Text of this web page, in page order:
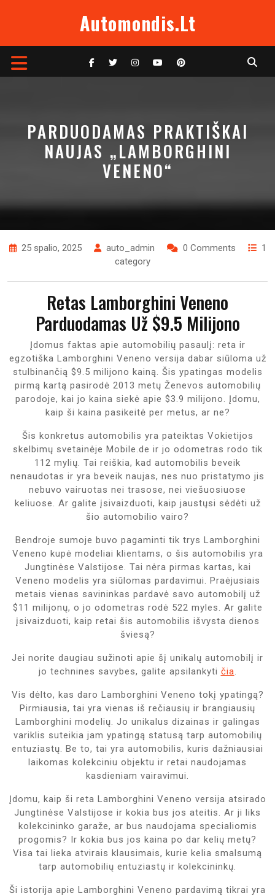
Automondis.lt
Open
PARDUODAMAS PRAKTIŠKAI
NAUJAS „LAMBORGHINI
VENENO“
25 spalio, 2025 auto_admin 0 Comments
1
category
Retas Lamborghini Veneno
Parduodamas Už $9.5 Milijono
Įdomus faktas apie automobilių pasaulį: reta ir
egzotiška Lamborghini Veneno versija dabar siūloma už
stulbinančią $9.5 milijono kainą. Šis ypatingas modelis
pirmą kartą pasirodė 2013 metų Ženevos automobilių
parodoje, kai jo kaina siekė apie $3.9 milijono. Įdomu,
kaip ši kaina pasikeitė per metus, ar ne?
Šis konkretus automobilis yra pateiktas Vokietijos
skelbimų svetainėje Mobile.de ir jo odometras rodo tik
112 mylių. Tai reiškia, kad automobilis beveik
nenaudotas ir yra beveik naujas, nes nuo pristatymo jis
nebuvo vairuotas nei trasose, nei viešuosiuose
keliuose. Ar galite įsivaizduoti, kaip jaustųsi sėdėti už
šio automobilio vairo?
Bendroje sumoje buvo pagaminti tik trys Lamborghini
Veneno kupė modeliai klientams, o šis automobilis yra
Jungtinėse Valstijose. Tai nėra pirmas kartas, kai
Veneno modelis yra siūlomas pardavimui. Praėjusiais
metais vienas savininkas pardavė savo automobilį už
$11 milijonų, o jo odometras rodė 522 myles. Ar galite
įsivaizduoti, kaip retai šis automobilis išvysta dienos
šviesą?
Jei norite daugiau sužinoti apie šį unikalų automobilį ir
jo technines savybes, galite apsilankyti čia.
Vis dėlto, kas daro Lamborghini Veneno tokį ypatingą?
Pirmiausia, tai yra vienas iš rečiausių ir brangiausių
Lamborghini modelių. Jo unikalus dizainas ir galingas
variklis suteikia jam ypatingą statusą tarp automobilių
entuziastų. Be to, tai yra automobilis, kuris dažniausiai
laikomas kolekciniu objektu ir retai naudojamas
kasdieniam vairavimui.
Įdomu, kaip ši reta Lamborghini Veneno versija atsirado
Jungtinėse Valstijose ir kokia bus jos ateitis. Ar ji liks
kolekcininko garaže, ar bus naudojama specialiomis
progomis? Ir kokia bus jos kaina po dar kelių metų?
Visa tai lieka atvirais klausimais, kurie kelia smalsumą
tarp automobilių entuziastų ir kolekcininkų.
Ši istorija apie Lamborghini Veneno pardavimą tikrai yra